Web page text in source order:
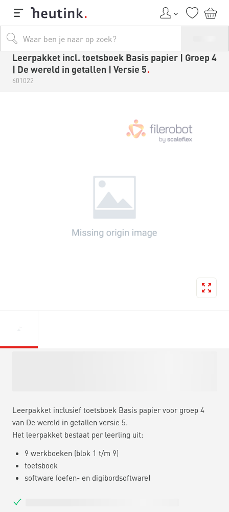
Leerpakket incl. toetsboek Basis papier | Groep 4
| De wereld in getallen | Versie 5
601022
Leerpakket inclusief toetsboek Basis papier voor groep 4
van De wereld in getallen versie 5.
Het leerpakket bestaat per leerling uit:
9 werkboeken (blok 1 t/m 9)
toetsboek
software (oefen- en digibordsoftware)